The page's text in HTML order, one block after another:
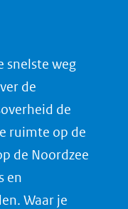
snelste weg
de
de
ruimte op de
de Noordzee
en
Waar je